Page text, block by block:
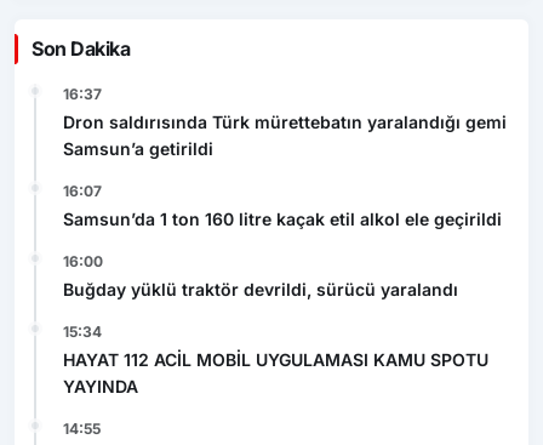
Konteyner alevlere teslim oldu
GÜNDEM
Kastamonu’da 1 kişiyi öldürüp komşusunun evini
ateşe veren şahıs tutuklandı